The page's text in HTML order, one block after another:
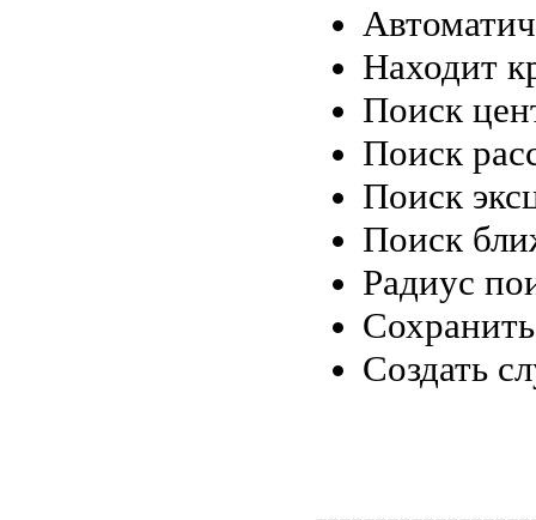
Находит
Поиск
Поиск
Поиск
Поиск
Радиус
Создать